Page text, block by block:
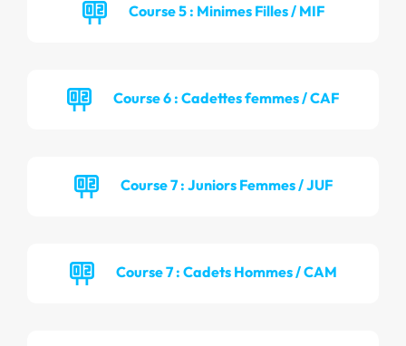
Course 5 : Minimes Filles / MIF
Course 6 : Cadettes femmes / CAF
Course 7 : Juniors Femmes / JUF
Course 7 : Cadets Hommes / CAM